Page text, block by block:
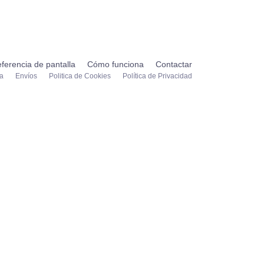
de pantalla Cómo funciona Contactar
Envíos Politica de Cookies Política de Privacidad